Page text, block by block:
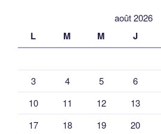
août 2026
L M M J
3
4 5 6
10
11 12 13
17
18 19 20